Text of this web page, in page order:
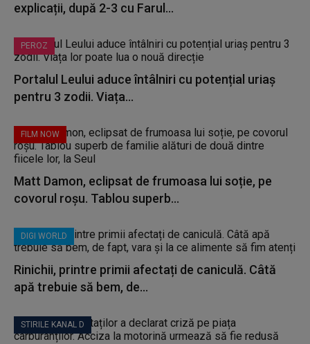
explicații, după 2-3 cu Farul...
PEROZ
Portalul Leului aduce întâlniri cu potențial uriaș
pentru 3 zodii. Viața...
FILM NOW
Matt Damon, eclipsat de frumoasa lui soție, pe
covorul roșu. Tablou superb...
DIGI WORLD
Rinichii, printre primii afectați de caniculă. Câtă
apă trebuie să bem, de...
STIRILE KANAL D